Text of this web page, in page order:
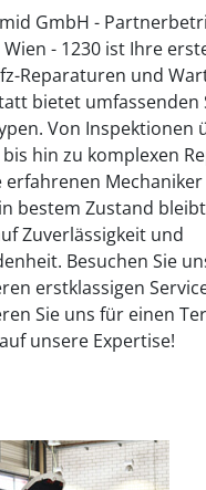
GmbH -
- 1230 ist Ihre
Reparaturen und
bietet umfassenden
Von Inspektionen
bis hin zu komplexen
bestem Zustand
Zuverlässigkeit und
Besuchen Sie
erstklassigen
Sie uns für einen
unsere Expertise!